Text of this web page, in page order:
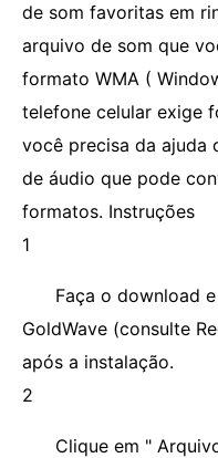
de som favoritas em
arquivo de som que
formato WMA (
telefone celular exige
você precisa da ajuda
de áudio que pode
formatos. Instruções
1
Faça o download
GoldWave (consulte
após a instalação.
2
Clique em "